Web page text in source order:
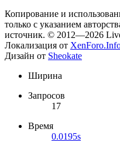
Копирование и
только с указанием
источник. © 2012—2026
Локализация от
Дизайн от Sheokate
Ширина
Запросов
17
Время
0.0195s